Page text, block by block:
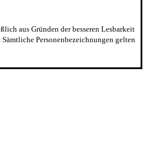
aus Gründen der besseren Lesbarkeit
Personenbezeichnungen gelten